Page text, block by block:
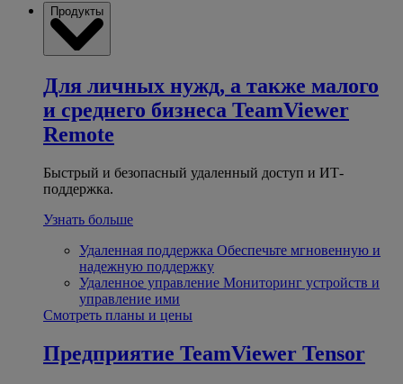
Продукты
Для личных нужд, а также малого
и среднего бизнеса TeamViewer
Remote
Быстрый и безопасный удаленный доступ и ИТ-
поддержка.
Узнать больше
Удаленная поддержка Обеспечьте мгновенную и
надежную поддержку
Удаленное управление Мониторинг устройств и
управление ими
Смотреть планы и цены
Предприятие TeamViewer Tensor